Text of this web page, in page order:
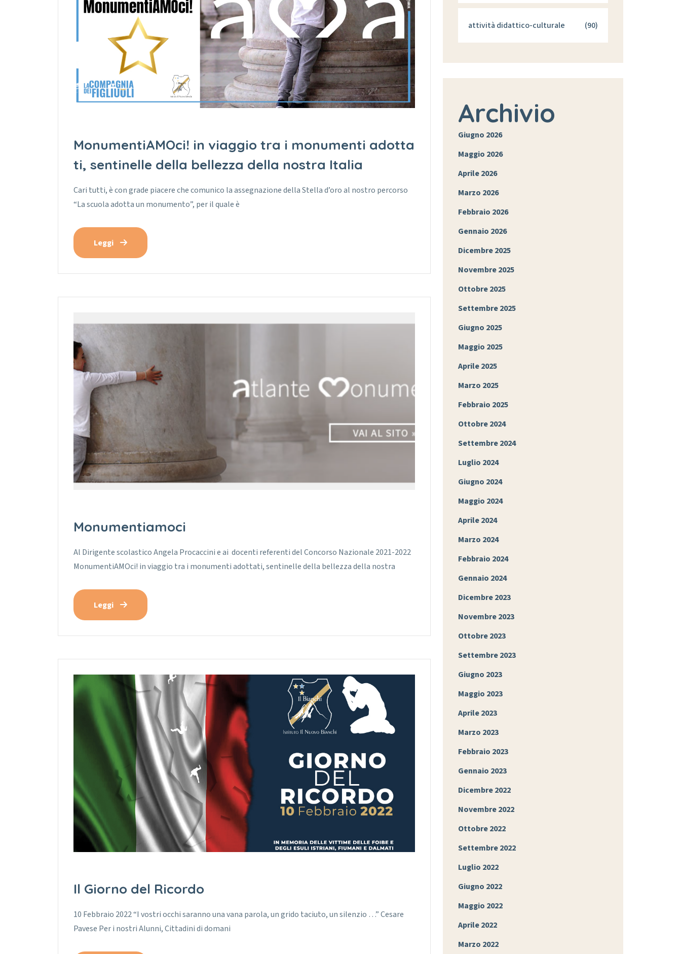
MonumentiAMOci! in viaggio tra i monumenti adotta
ti, sentinelle della bellezza della nostra Italia
Cari tutti, è con grade piacere che comunico la assegnazione della Stella d’oro al nostro percorso
“La scuola adotta un monumento”, per il quale è
Leggi
Monumentiamoci
Al Dirigente scolastico Angela Procaccini e ai docenti referenti del Concorso Nazionale 2021-2022
MonumentiAMOci! in viaggio tra i monumenti adottati, sentinelle della bellezza della nostra
Leggi
Il Giorno del Ricordo
10 Febbraio 2022 “I vostri occhi saranno una vana parola, un grido taciuto, un silenzio …” Cesare
Pavese Per i nostri Alunni, Cittadini di domani
attività didattico-culturale (90)
Archivio
Giugno 2026
Maggio 2026
Aprile 2026
Marzo 2026
Febbraio 2026
Gennaio 2026
Dicembre 2025
Novembre 2025
Ottobre 2025
Settembre 2025
Giugno 2025
Maggio 2025
Aprile 2025
Marzo 2025
Febbraio 2025
Ottobre 2024
Settembre 2024
Luglio 2024
Giugno 2024
Maggio 2024
Aprile 2024
Marzo 2024
Febbraio 2024
Gennaio 2024
Dicembre 2023
Novembre 2023
Ottobre 2023
Settembre 2023
Giugno 2023
Maggio 2023
Aprile 2023
Marzo 2023
Febbraio 2023
Gennaio 2023
Dicembre 2022
Novembre 2022
Ottobre 2022
Settembre 2022
Luglio 2022
Giugno 2022
Maggio 2022
Aprile 2022
Marzo 2022